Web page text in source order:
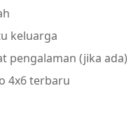
keluarga
pengalaman (jika ada)
4x6 terbaru